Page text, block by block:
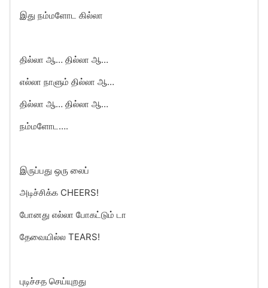
இது நம்மளோட கில்லா
தில்லா ஆ… தில்லா ஆ…
எல்லா நாளும் தில்லா ஆ…
தில்லா ஆ… தில்லா ஆ…
நம்மளோட….
இருப்பது ஒரு லைப்
அடிச்சிக்க CHEERS!
போனது எல்லா போகட்டும் டா
தேவையில்ல TEARS!
புடிச்சத செய்யுறது